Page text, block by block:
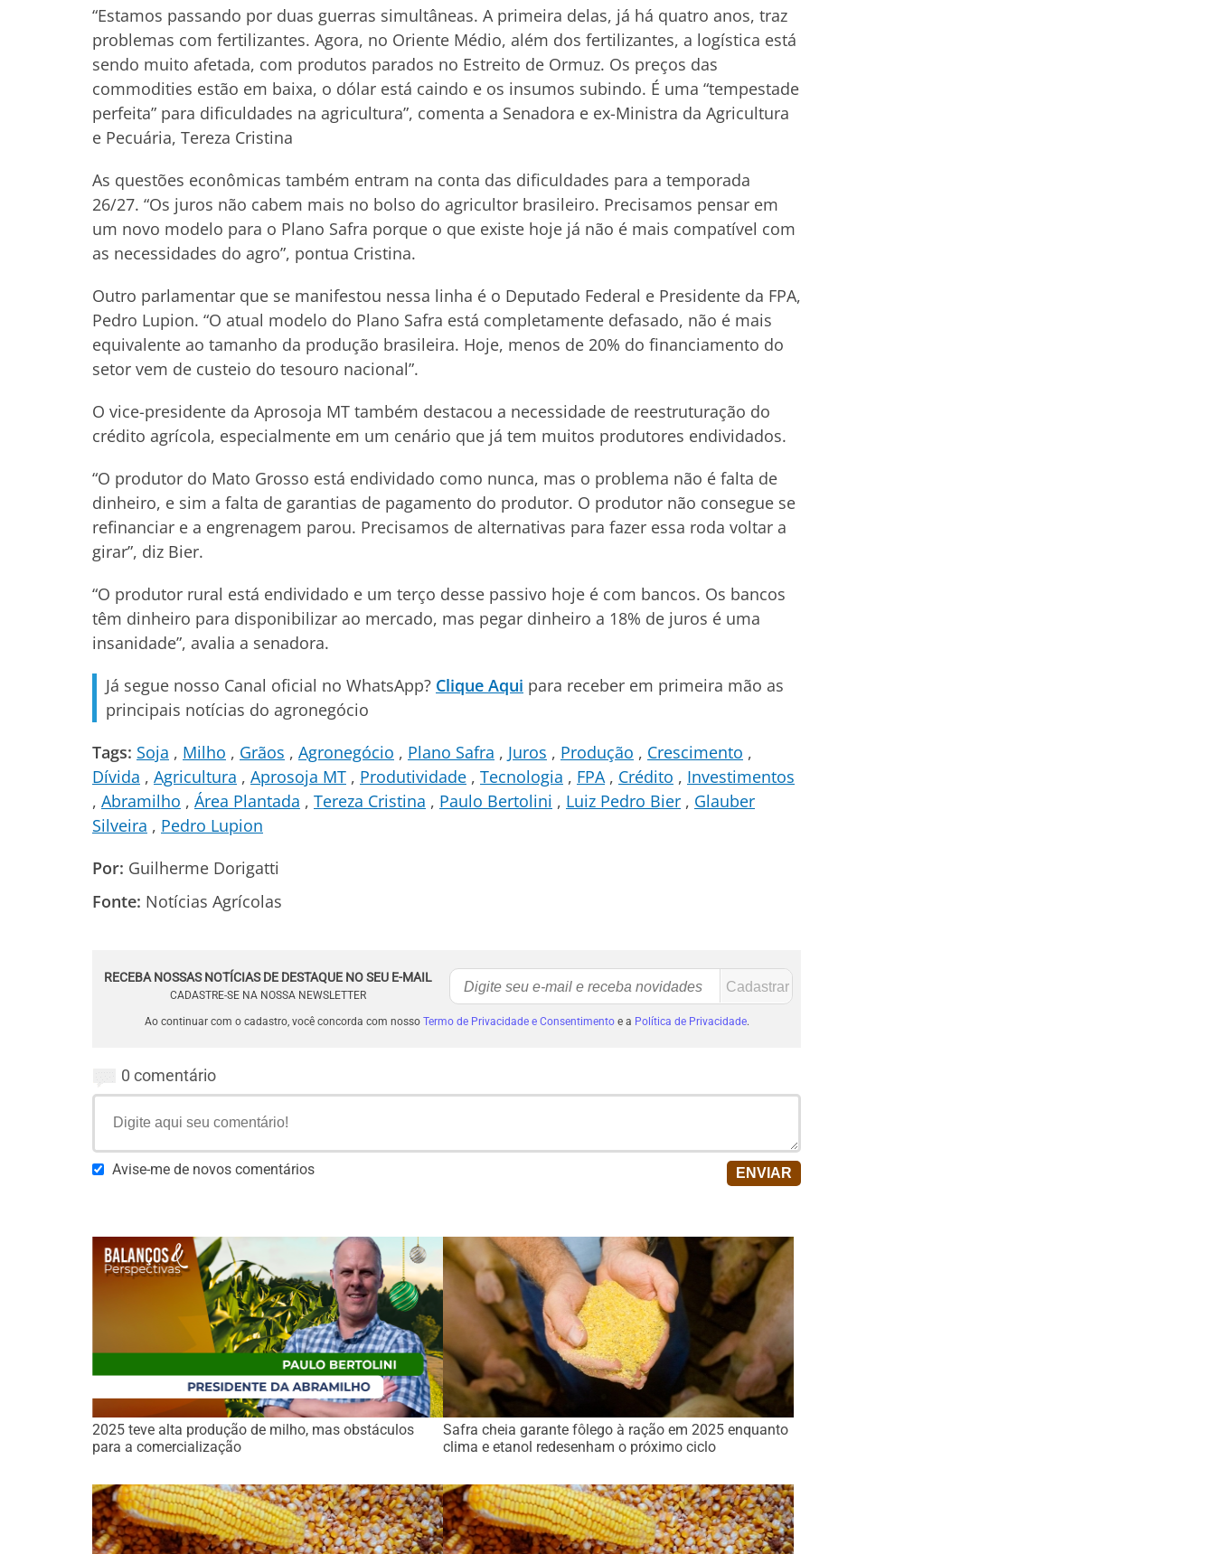
“Estamos passando por duas guerras simultâneas. A primeira delas, já há quatro anos, traz
problemas com fertilizantes. Agora, no Oriente Médio, além dos fertilizantes, a logística está
sendo muito afetada, com produtos parados no Estreito de Ormuz. Os preços das
commodities estão em baixa, o dólar está caindo e os insumos subindo. É uma “tempestade
perfeita” para dificuldades na agricultura”, comenta a Senadora e ex-Ministra da Agricultura
e Pecuária, Tereza Cristina
As questões econômicas também entram na conta das dificuldades para a temporada
26/27. “Os juros não cabem mais no bolso do agricultor brasileiro. Precisamos pensar em
um novo modelo para o Plano Safra porque o que existe hoje já não é mais compatível com
as necessidades do agro”, pontua Cristina.
Outro parlamentar que se manifestou nessa linha é o Deputado Federal e Presidente da FPA,
Pedro Lupion. “O atual modelo do Plano Safra está completamente defasado, não é mais
equivalente ao tamanho da produção brasileira. Hoje, menos de 20% do financiamento do
setor vem de custeio do tesouro nacional”.
O vice-presidente da Aprosoja MT também destacou a necessidade de reestruturação do
crédito agrícola, especialmente em um cenário que já tem muitos produtores endividados.
“O produtor do Mato Grosso está endividado como nunca, mas o problema não é falta de
dinheiro, e sim a falta de garantias de pagamento do produtor. O produtor não consegue se
refinanciar e a engrenagem parou. Precisamos de alternativas para fazer essa roda voltar a
girar”, diz Bier.
“O produtor rural está endividado e um terço desse passivo hoje é com bancos. Os bancos
têm dinheiro para disponibilizar ao mercado, mas pegar dinheiro a 18% de juros é uma
insanidade”, avalia a senadora.
Já segue nosso Canal oficial no WhatsApp? Clique Aqui para receber em primeira mão as
principais notícias do agronegócio
Tags: Soja Milho Grãos Agronegócio Plano Safra Juros Produção
Crescimento
Dívida
Agricultura Aprosoja MT Produtividade Tecnologia FPA Crédito
Investimentos
Abramilho
Área Plantada Tereza Cristina Paulo Bertolini Luiz Pedro Bier
Glauber
Silveira
Pedro Lupion
Por: Guilherme Dorigatti
Fonte: Notícias Agrícolas
RECEBA NOSSAS NOTÍCIAS DE DESTAQUE NO SEU E-MAIL
CADASTRE-SE NA NOSSA NEWSLETTER
Ao continuar com o cadastro, você concorda com nosso Termo de Privacidade e Consentimentoe a Política de Privacidade.
0 comentário
Avise-me de novos comentários
2025 teve alta produção de milho, mas obstáculos
para a comercialização
Safra cheia garante fôlego à ração em 2025 enquanto
clima e etanol redesenham o próximo ciclo